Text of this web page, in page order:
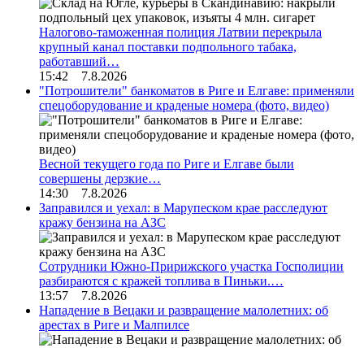
Налогово-таможенная полиция Латвии перекрыла
крупный канал поставки подпольного табака,
работавший…
15:42 7.8.2026
"Потрошители" банкоматов в Риге и Елгаве: применяли
спецоборудование и краденые номера (фото, видео)
Весной текущего года по Риге и Елгаве были
совершены дерзкие…
14:30 7.8.2026
Заправился и уехал: в Марупеском крае расследуют
кражу бензина на АЗС
Сотрудники Южно-Пририжского участка Госполиции
разбираются с кражей топлива в Пиньки.…
13:57 7.8.2026
Нападение в Вецаки и развращение малолетних: об
арестах в Риге и Малпилсе